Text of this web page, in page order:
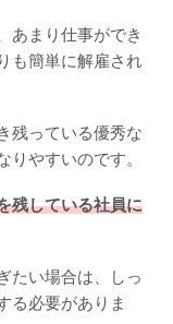
あまり仕事ができ
も簡単に解雇され
残っている優秀な
やすいのです。
残している社員に
たい場合は、しっ
る必要がありま